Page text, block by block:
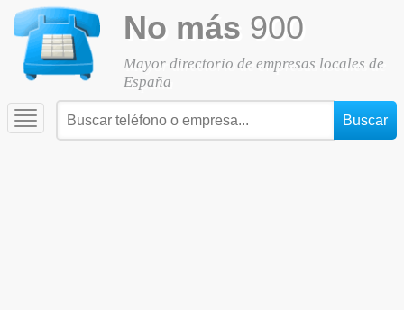
No más 900
Mayor directorio de empresas locales de
España
Toggle
navigation